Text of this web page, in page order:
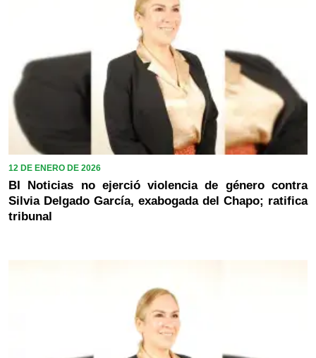
12 DE ENERO DE 2026
BI Noticias no ejerció violencia de género contra
Silvia Delgado García, exabogada del Chapo; ratifica
tribunal